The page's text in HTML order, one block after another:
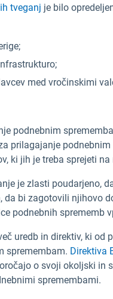
tveganj je bilo
med vročinskimi
podnebnim
prilagajanje
ki jih je treba sprejeti
je zlasti poudarjeno,
da bi zagotovili njihovo
podnebnih sprememb
uredb in direktiv, ki
spremembam. Direktiva
o svoji okoljski in
spremembami.